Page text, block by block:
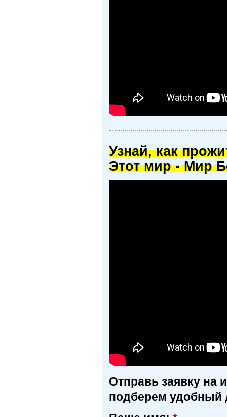
Узнай, как
Этот мир - Мир
Отправь заявку на
подберем удобный